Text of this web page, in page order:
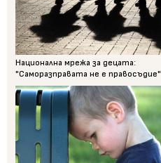
Национална мрежа за децата:
"Саморазправата не е правосъдие"